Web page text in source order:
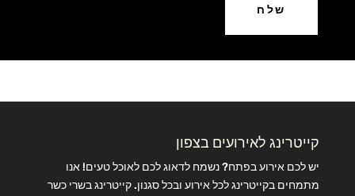
שלח
קייטרינג לאירועים בצפון
יש לכם אירוע בפתח? נשמח לדאוג לכם לאוכל טעים! אנו
מתמחים בקייטרינג לכל אירוע ובכל סגנון. קייטרינג בשרי כשר